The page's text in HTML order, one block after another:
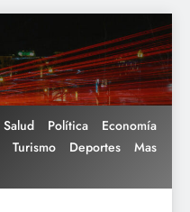
Salud Política
Economía
Turismo Deportes Mas